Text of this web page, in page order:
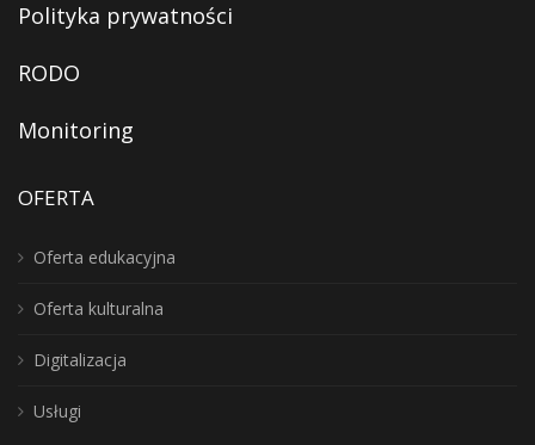
Polityka prywatności
RODO
Monitoring
OFERTA
Oferta edukacyjna
Oferta kulturalna
Digitalizacja
Usługi